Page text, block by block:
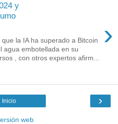
y
›
la IA ha superado a Bitcoin
agua embotellada en su
, con otros expertos afirm...
›
Inicio
web